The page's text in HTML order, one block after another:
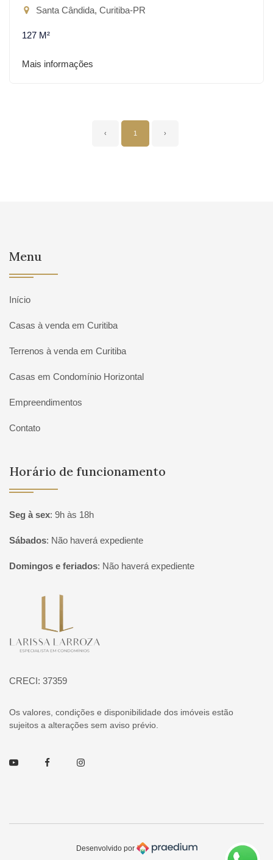
Santa Cândida, Curitiba-PR
127 M²
Mais informações
‹ 1 ›
Menu
Início
Casas à venda em Curitiba
Terrenos à venda em Curitiba
Casas em Condomínio Horizontal
Empreendimentos
Contato
Horário de funcionamento
Seg à sex: 9h às 18h
Sábados: Não haverá expediente
Domingos e feriados: Não haverá expediente
CRECI: 37359
Os valores, condições e disponibilidade dos imóveis estão
sujeitos a alterações sem aviso prévio.
Youtube FacebookInstagram
Desenvolvido por